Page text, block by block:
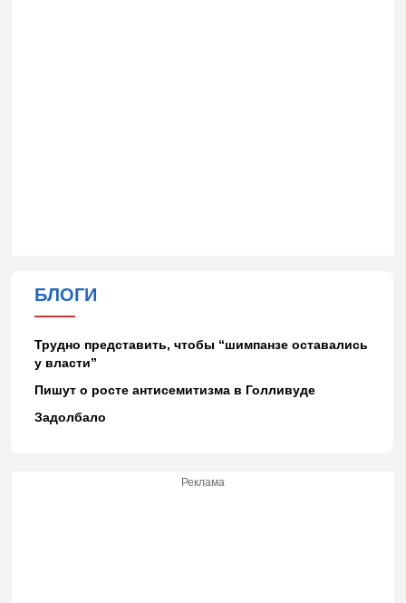
БЛОГИ
Трудно представить, чтобы “шимпанзе оставались
у власти”
Пишут о росте антисемитизма в Голливуде
Задолбало
Реклама